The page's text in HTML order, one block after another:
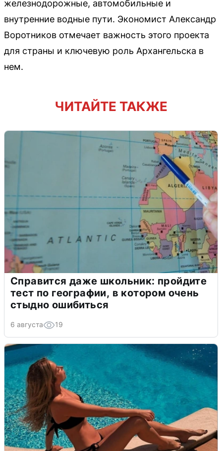
железнодорожные, автомобильные и
внутренние водные пути. Экономист Александр
Воротников отмечает важность этого проекта
для страны и ключевую роль Архангельска в
нем.
ЧИТАЙТЕ ТАКЖЕ
Справится даже школьник: пройдите
тест по географии, в котором очень
стыдно ошибиться
6 августа 19